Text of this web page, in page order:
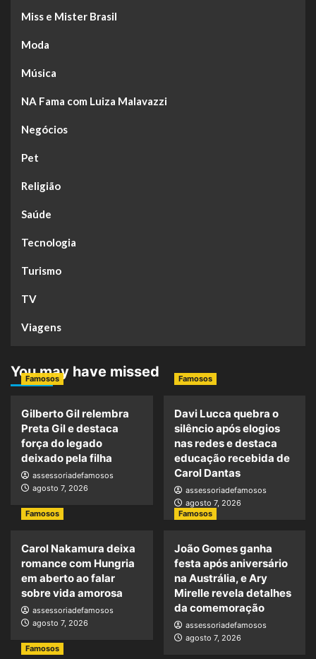
Miss e Mister Brasil
Moda
Música
NA Fama com Luiza Malavazzi
Negócios
Pet
Religião
Saúde
Tecnologia
Turismo
TV
Viagens
You may have missed
Famosos
Gilberto Gil relembra
Preta Gil e destaca
força do legado
deixado pela filha
assessoriadefamosos
agosto 7, 2026
Famosos
Davi Lucca quebra o
silêncio após elogios
nas redes e destaca
educação recebida de
Carol Dantas
assessoriadefamosos
agosto 7, 2026
Famosos
Carol Nakamura deixa
romance com Hungria
em aberto ao falar
sobre vida amorosa
assessoriadefamosos
agosto 7, 2026
Famosos
João Gomes ganha
festa após aniversário
na Austrália, e Ary
Mirelle revela detalhes
da comemoração
assessoriadefamosos
agosto 7, 2026
Famosos